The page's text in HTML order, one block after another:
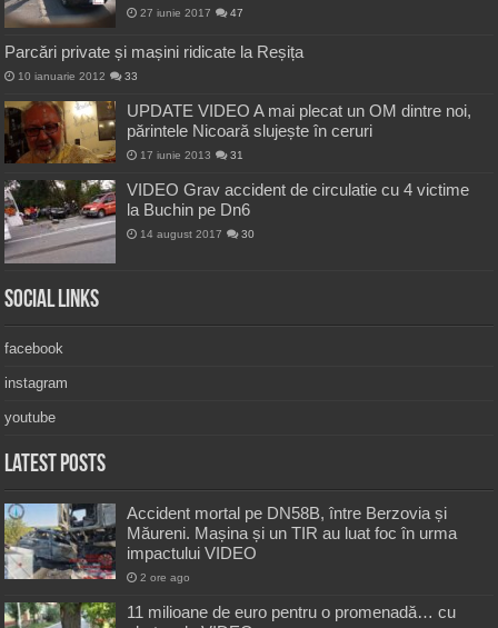
27 iunie 2017 47
Parcări private și mașini ridicate la Reșița
10 ianuarie 2012 33
UPDATE VIDEO A mai plecat un OM dintre noi,
părintele Nicoară slujește în ceruri
17 iunie 2013 31
VIDEO Grav accident de circulatie cu 4 victime
la Buchin pe Dn6
14 august 2017 30
Social Links
facebook
instagram
youtube
Latest Posts
Accident mortal pe DN58B, între Berzovia și
Măureni. Mașina și un TIR au luat foc în urma
impactului VIDEO
2 ore ago
11 milioane de euro pentru o promenadă… cu